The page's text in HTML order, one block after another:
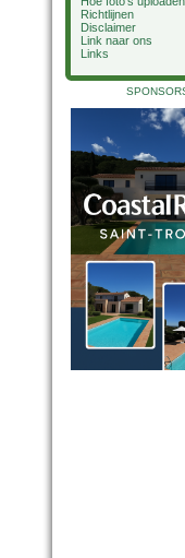
Richtlijnen
Disclaimer
Link naar ons
Links